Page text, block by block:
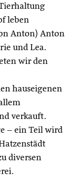
leben
Anton) Anton
und Lea.
wir den
hauseigenen
verkauft.
– ein Teil wird
diversen